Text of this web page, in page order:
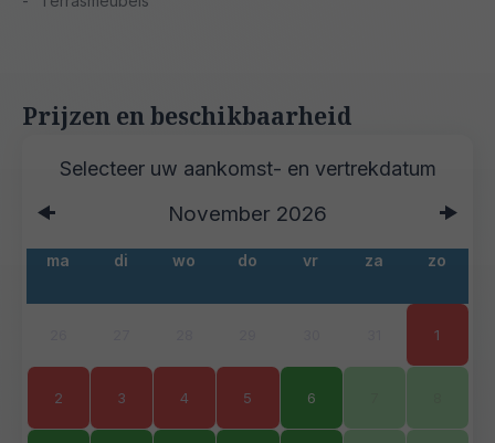
Prijzen en beschikbaarheid
November 2026
ma di wo do vr za zo
1
2 3 4 5 6